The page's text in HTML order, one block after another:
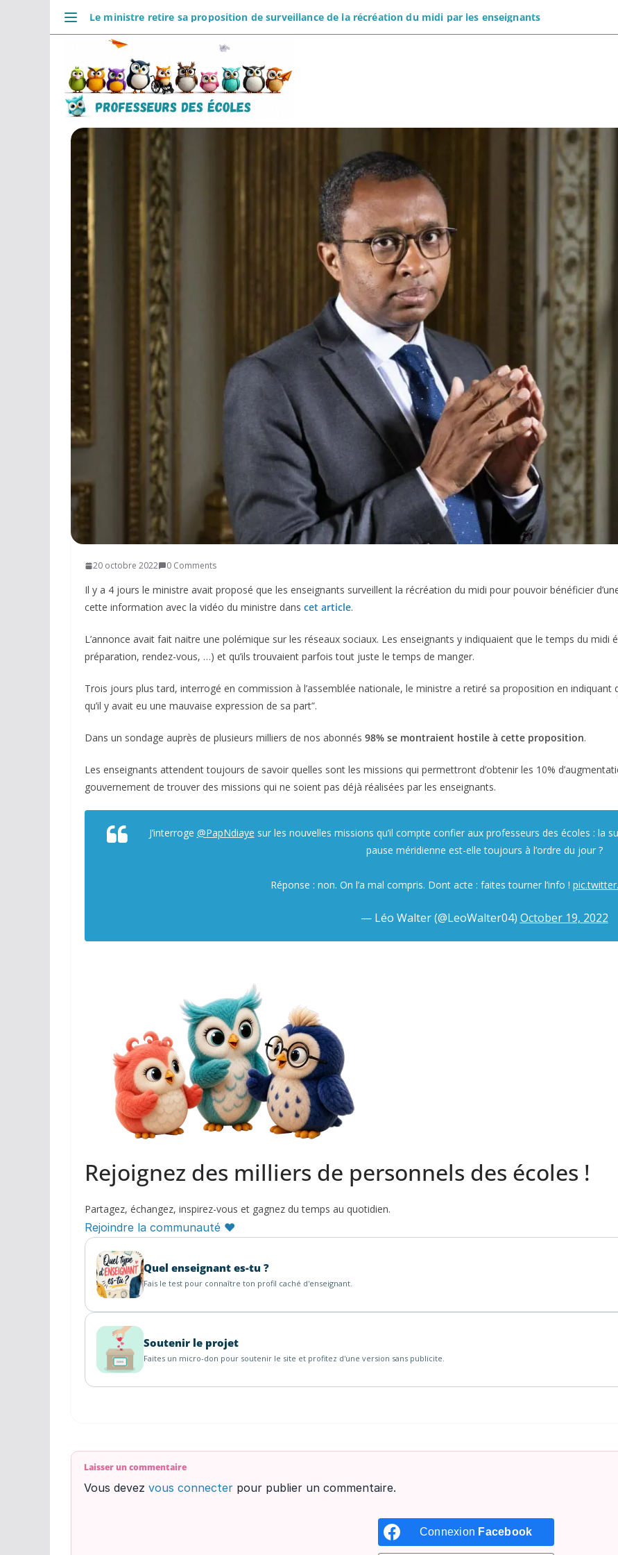
Passer
Le ministre retire sa proposition de surveillance de la récréation du midi par les enseignants
Se connecter
Actualités
Ressources
Lectures de livres
Mouvement
Réseaux sociaux
Petites annonces
Contact
20 octobre 2022 0 Comments
Il y a 4 jours le ministre avait proposé que les enseignants surveillent la récréation du midi pour pouvoir bénéficier
cette information avec la vidéo du ministre dans cet article.
L’annonce avait fait naitre une polémique sur les réseaux sociaux. Les enseignants y indiquaient que le temps du
préparation, rendez-vous, …) et qu’ils trouvaient parfois tout juste le temps de manger.
Trois jours plus tard, interrogé en commission à l’assemblée nationale, le ministre a retiré sa proposition en indiquant
qu’il y avait eu une mauvaise expression de sa part”.
Dans un sondage auprès de plusieurs milliers de nos abonnés 98% se montraient hostile à cette proposition.
Les enseignants attendent toujours de savoir quelles sont les missions qui permettront d’obtenir les 10%
gouvernement de trouver des missions qui ne soient pas déjà réalisées par les enseignants.
J’interroge @PapNdiaye sur les nouvelles missions qu’il compte confier aux professeurs des écoles : la
pause méridienne est-elle toujours à l’ordre du jour ?
Réponse : non. On l’a mal compris. Dont acte : faites tourner l’info !
— Léo Walter (@LeoWalter04) October 19, 2022
Rejoignez des milliers de personnels des écoles !
Partagez, échangez, inspirez-vous et gagnez du temps au quotidien.
Rejoindre la communauté ♥
Quel enseignant es-tu ?
Fais le test pour connaître ton profil caché d'enseignant.
Soutenir le projet
Faites un micro-don pour soutenir le site et profitez d'une version sans publicite.
Laisser un commentaire
Vous devez vous connecter pour publier un commentaire.
Connexion Facebook